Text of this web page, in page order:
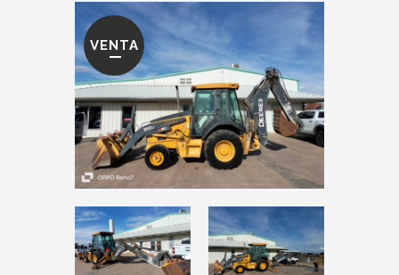
VENTA